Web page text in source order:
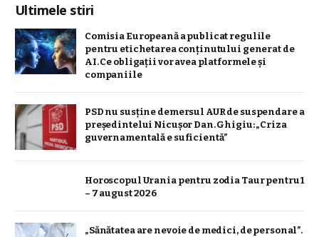
Ultimele stiri
Comisia Europeană a publicat regulile
pentru etichetarea conținutului generat de
AI. Ce obligații vor avea platformele și
companiile
PSD nu susține demersul AUR de suspendare a
președintelui Nicușor Dan. Ghigiu: „Criza
guvernamentală e suficientă”
Horoscopul Urania pentru zodia Taur pentru 1
– 7 august 2026
„Sănătatea are nevoie de medici, de personal”.